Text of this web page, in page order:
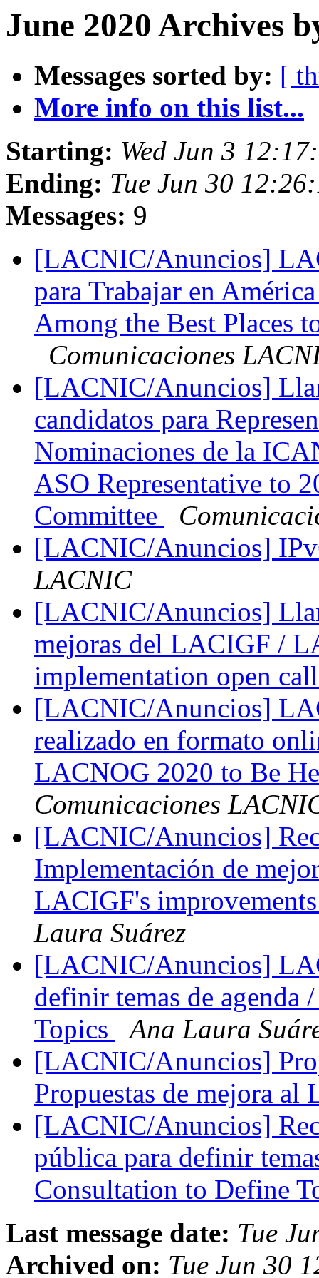
June 2020 Archives
Messages sorted by: [
More info on this list...
Starting: Wed Jun 3
Ending: Tue Jun 30
Messages: 9
[LACNIC/Anuncios]
para Trabajar en
Among the Best Places
Comunicaciones
[LACNIC/Anuncios]
candidatos para
Nominaciones de la
ASO Representative to
Committee
[LACNIC/Anuncios]
LACNIC
[LACNIC/Anuncios]
mejoras del LACIGF /
implementation open
[LACNIC/Anuncios]
realizado en formato
LACNOG 2020 to Be
Comunicaciones
[LACNIC/Anuncios]
Implementación de
LACIGF's
Laura Suárez
[LACNIC/Anuncios]
definir temas de
Topics
Ana Laura
[LACNIC/Anuncios]
Propuestas de mejora
[LACNIC/Anuncios]
pública para definir
Consultation to Define
Last message date: Tue
Archived on: Tue Jun 30